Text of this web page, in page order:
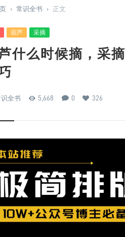
› 常识全书 › 正文
葫芦 采摘
什么时候摘，采
全书 5,668 0 326